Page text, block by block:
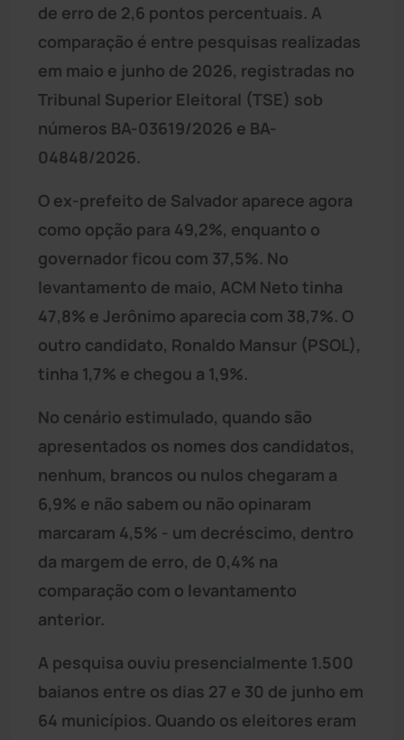
de erro de 2,6 pontos percentuais. A
comparação é entre pesquisas realizadas
em maio e junho de 2026, registradas no
Tribunal Superior Eleitoral (TSE) sob
números BA-03619/2026 e BA-
04848/2026.
O ex-prefeito de Salvador aparece agora
como opção para 49,2%, enquanto o
governador ficou com 37,5%. No
levantamento de maio, ACM Neto tinha
47,8% e Jerônimo aparecia com 38,7%. O
outro candidato, Ronaldo Mansur (PSOL),
tinha 1,7% e chegou a 1,9%.
No cenário estimulado, quando são
apresentados os nomes dos candidatos,
nenhum, brancos ou nulos chegaram a
6,9% e não sabem ou não opinaram
marcaram 4,5% - um decréscimo, dentro
da margem de erro, de 0,4% na
comparação com o levantamento
anterior.
A pesquisa ouviu presencialmente 1.500
baianos entre os dias 27 e 30 de junho em
64 municípios. Quando os eleitores eram